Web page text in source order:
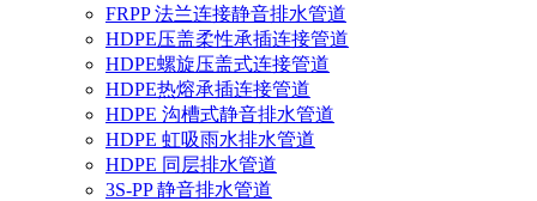
FRPP 法兰连接静音排水管道
HDPE压盖柔性承插连接管道
HDPE螺旋压盖式连接管道
HDPE热熔承插连接管道
HDPE 沟槽式静音排水管道
HDPE 虹吸雨水排水管道
HDPE 同层排水管道
3S-PP 静音排水管道